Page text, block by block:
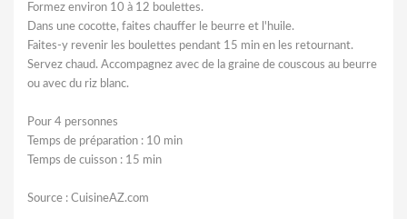
Formez environ 10 à 12 boulettes.
Dans une cocotte, faites chauffer le beurre et l'huile.
Faites-y revenir les boulettes pendant 15 min en les retournant.
Servez chaud. Accompagnez avec de la graine de couscous au beurre
ou avec du riz blanc.
Pour 4 personnes
Temps de préparation : 10 min
Temps de cuisson : 15 min
Source : CuisineAZ.com